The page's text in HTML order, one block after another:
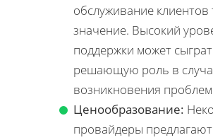
обслуживание клиентов
значение. Высокий
поддержки может
решающую роль в
возникновения
Ценообразование:
провайдеры